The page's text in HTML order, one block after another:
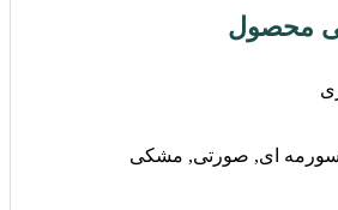
محصول
ای, صورتی, مشکی